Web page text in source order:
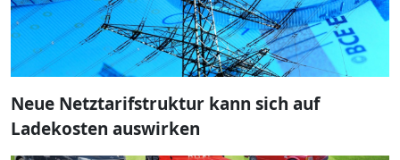
Neue Netztarifstruktur kann sich auf
Ladekosten auswirken